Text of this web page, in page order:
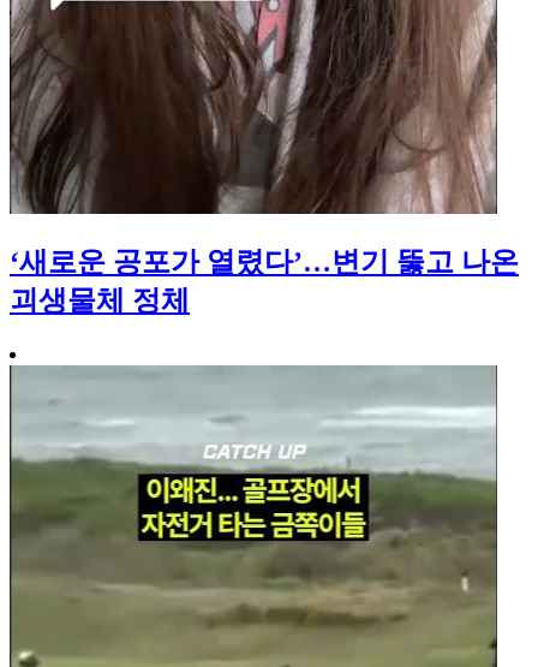
‘새로운 공포가 열렸다’…변기 뚫고 나온
괴생물체 정체